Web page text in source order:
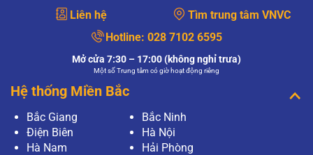
Liên hệ
Tìm trung tâm VNVC
Hotline: 028 7102 6595
Mở cửa 7:30 – 17:00 (không nghỉ trưa)
Một số Trung tâm có giờ hoạt động riêng
Hệ thống Miền Bắc
Bắc Giang
Bắc Ninh
Điện Biên
Hà Nội
Hà Nam
Hải Phòng